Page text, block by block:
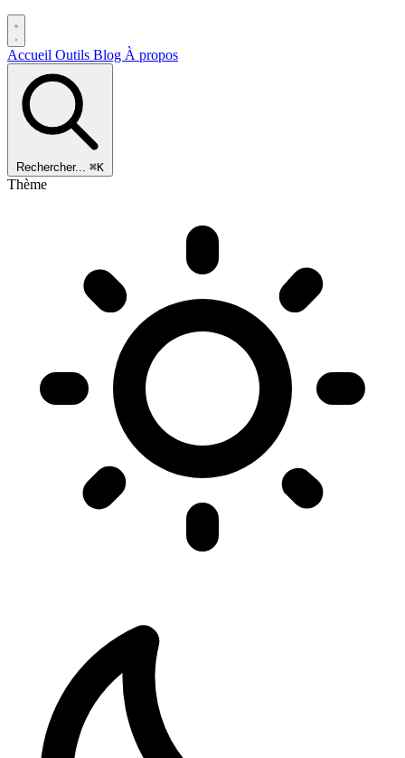
Accueil Outils Blog À propos
Rechercher... ⌘K
Thème